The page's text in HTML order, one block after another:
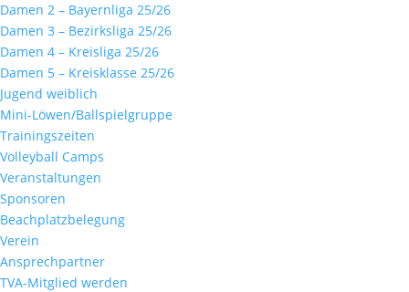
Damen 2 – Bayernliga 25/26
Damen 3 – Bezirksliga 25/26
Damen 4 – Kreisliga 25/26
Damen 5 – Kreisklasse 25/26
Jugend weiblich
Mini-Löwen/Ballspielgruppe
Trainingszeiten
Volleyball Camps
Veranstaltungen
Sponsoren
Beachplatzbelegung
Verein
Ansprechpartner
TVA-Mitglied werden